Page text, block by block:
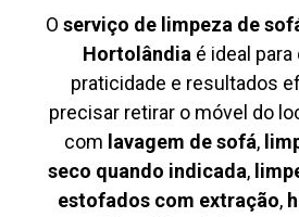
O serviço de limpeza de
Hortolândia é ideal
praticidade e resultados
precisar retirar o móvel do
com lavagem de sofá,
seco quando indicada,
estofados com extração,